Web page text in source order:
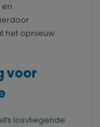
het opnieuw
voor
losvliegende